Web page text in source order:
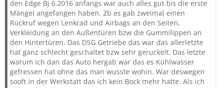
den Edge Bj 6.2016 anfangs war auch alles gut bis die erste
Mängel angefangen haben. Zb es gab zweimal einen
Rückruf wegen Lenkrad und Airbags an den Seiten,
Verkleidung an den Außentüren bzw die Gummilippen an
den Hintertüren. Das DSG Getriebe das war das allerletzte
hat ganz schlecht geschaltet bzw sehr geruckelt. Das letzte
warum ich dan das Auto hergab war das es Kühlwasser
gefressen hat ohne das man wusste wohin. War deswegen
sooft in der Werkstatt das ich kein Bock mehr hatte. Als ich